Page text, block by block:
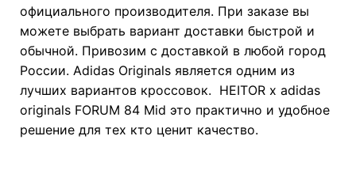
официального производителя. При заказе вы
можете выбрать вариант доставки быстрой и
обычной. Привозим с доставкой в любой город
России. Adidas Originals является одним из
лучших вариантов кроссовок. HEITOR x adidas
originals FORUM 84 Mid это практично и удобное
решение для тех кто ценит качество.